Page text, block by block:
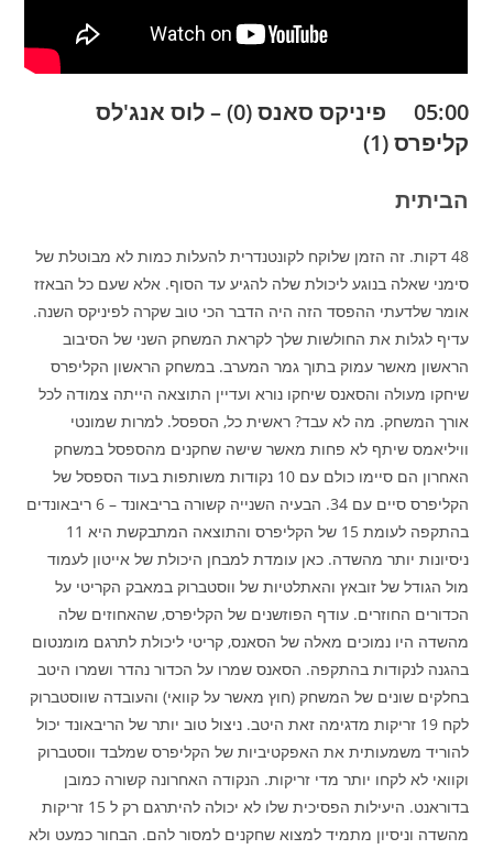
05:00 פיניקס סאנס (0) – לוס אנג'לס
קליפרס (1)
הביתית
48 דקות. זה הזמן שלוקח לקונטנדרית להעלות כמות לא מבוטלת של
סימני שאלה בנוגע ליכולת שלה להגיע עד הסוף. אלא שעם כל הבאזז
אומר שלדעתי ההפסד הזה היה הדבר הכי טוב שקרה לפיניקס השנה.
עדיף לגלות את החולשות שלך לקראת המשחק השני של הסיבוב
הראשון מאשר עמוק בתוך גמר המערב. במשחק הראשון הקליפרס
שיחקו מעולה והסאנס שיחקו נורא ועדיין התוצאה הייתה צמודה לכל
אורך המשחק. מה לא עבד? ראשית כל, הספסל. למרות שמונטי
וויליאמס שיתף לא פחות מאשר שישה שחקנים מהספסל במשחק
האחרון הם סיימו כולם עם 10 נקודות משותפות בעוד הספסל של
הקליפרס סיים עם 34. הבעיה השנייה קשורה בריבאונד – 6 ריבאונדים
בהתקפה לעומת 15 של הקליפרס והתוצאה המתבקשת היא 11
ניסיונות יותר מהשדה. כאן עומדת למבחן היכולת של אייטון לעמוד
מול הגודל של זובאץ והאתלטיות של ווסטברוק במאבק הקריטי על
הכדורים החוזרים. עודף הפוזשנים של הקליפרס, שהאחוזים שלה
מהשדה היו נמוכים מאלה של הסאנס, קריטי ליכולת לתרגם מומנטום
בהגנה לנקודות בהתקפה. הסאנס שמרו על הכדור נהדר ושמרו היטב
בחלקים שונים של המשחק (חוץ מאשר על קוואי) והעובדה שווסטברוק
לקח 19 זריקות מדגימה זאת היטב. ניצול טוב יותר של הריבאונד יכול
להוריד משמעותית את האפקטיביות של הקליפרס שמלבד ווסטברוק
וקוואי לא לקחו יותר מדי זריקות. הנקודה האחרונה קשורה כמובן
בדוראנט. היעילות הפסיכית שלו לא יכולה להיתרגם רק ל 15 זריקות
מהשדה וניסיון מתמיד למצוא שחקנים למסור להם. הבחור כמעט ולא